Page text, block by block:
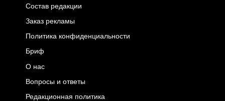
Состав редакции
Заказ рекламы
Политика конфиденциальности
Бриф
О нас
Вопросы и ответы
Редакционная политика